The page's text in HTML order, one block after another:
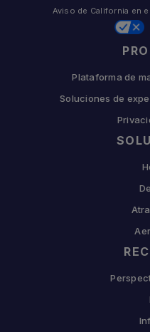
Plataforma de
Soluciones de
Aviso de California en